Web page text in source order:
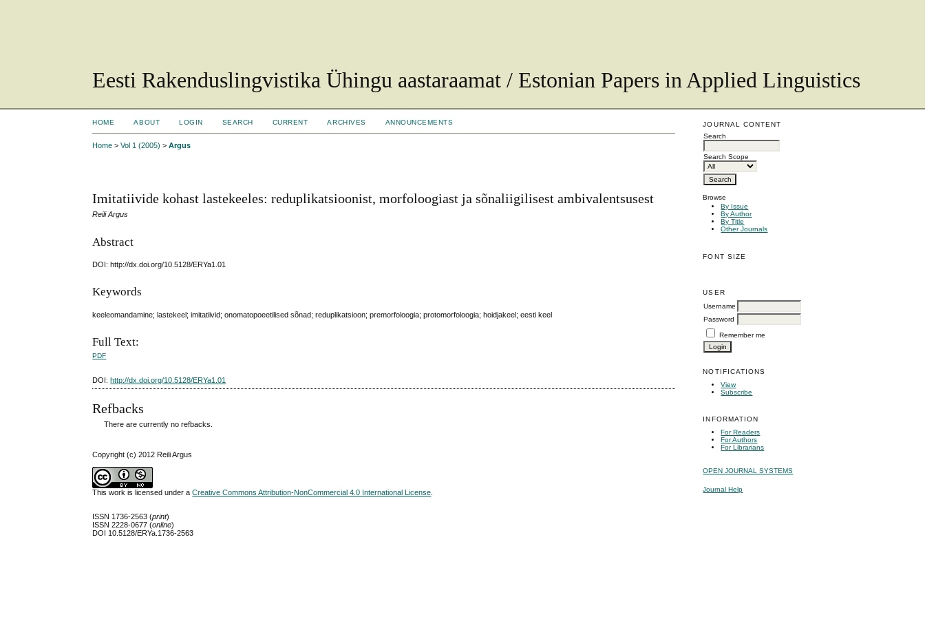
Eesti Rakenduslingvistika Ühingu aastaraamat / Estonian Papers in Applied Linguistics
JOURNAL CONTENT
Search
Search Scope
Browse
By Issue
By Author
By Title
Other Journals
FONT SIZE
USER
Username
Password
Remember me
NOTIFICATIONS
View
Subscribe
INFORMATION
For Readers
For Authors
For Librarians
OPEN JOURNAL SYSTEMS
Journal Help
HOME ABOUT LOGIN SEARCH CURRENT ARCHIVES ANNOUNCEMENTS
Home >Vol 1 (2005) >Argus
Imitatiivide kohast lastekeeles: reduplikatsioonist, morfoloogiast ja sõnaliigilisest ambivalentsusest
Reili Argus
Abstract
DOI: http://dx.doi.org/10.5128/ERYa1.01
Keywords
keeleomandamine; lastekeel; imitatiivid; onomatopoeetilised sõnad; reduplikatsioon; premorfoloogia; protomorfoloogia; hoidjakeel; eesti keel
Full Text:
PDF
DOI: http://dx.doi.org/10.5128/ERYa1.01
Refbacks
There are currently no refbacks.
Copyright (c) 2012 Reili Argus
This work is licensed under aCreative Commons Attribution-NonCommercial 4.0 International License
ISSN 1736-2563 (print)
ISSN 2228-0677 (online)
DOI 10.5128/ERYa.1736-2563